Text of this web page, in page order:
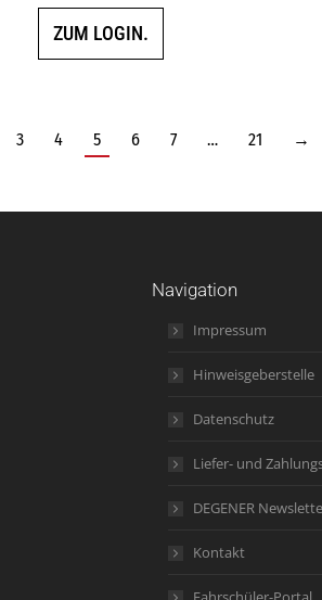
ZUM LOGIN.
3 4 5 6 7 … 21 →
Navigation
Impressum
Hinweisgeberstelle
Datenschutz
Liefer- und
DEGENER
Kontakt